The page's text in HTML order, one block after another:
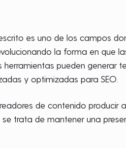
es uno de los campos
la forma en que
herramientas pueden
y optimizadas para SEO.
de contenido
trata de mantener una